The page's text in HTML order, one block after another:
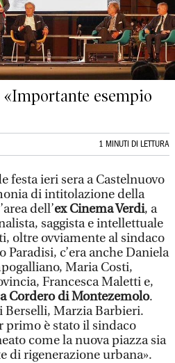
esempio
1 MINUTI DI LETTURA
festa ieri sera a Castelnuovo
di intitolazione della
dell’ex Cinema Verdi, a
saggista e intellettuale
oltre ovviamente al sindaco
Paradisi, c’era anche Daniela
Maria Costi,
Francesca Maletti e,
Cordero di Montezemolo.
Berselli, Marzia Barbieri.
primo è stato il sindaco
come la nuova piazza sia
di rigenerazione urbana».